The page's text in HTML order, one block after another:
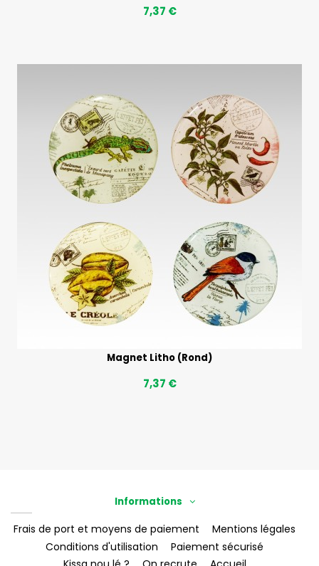
7,37 €
Magnet Litho (Rond)
7,37 €
Informations
Frais de port et moyens de paiement
Mentions légales
Conditions d'utilisation
Paiement sécurisé